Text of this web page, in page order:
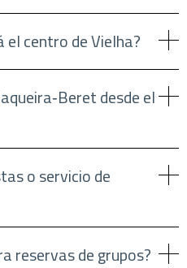
el centro de Vielha?
desde el
o servicio de
reservas de grupos?